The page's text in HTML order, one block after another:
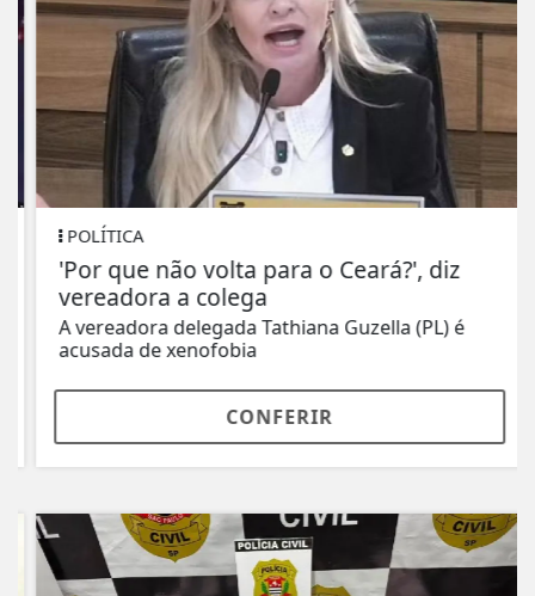
POLÍTICA
'Por que não volta para o Ceará?', diz
vereadora a colega
A vereadora delegada Tathiana Guzella (PL) é
acusada de xenofobia
CONFERIR